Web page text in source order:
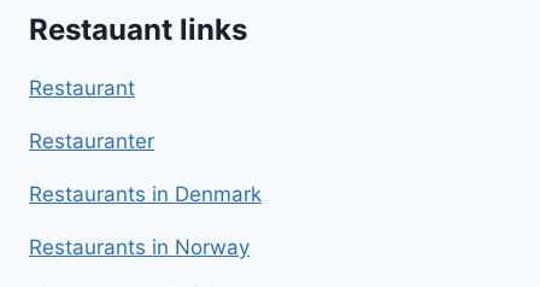
Restauant links
Restaurant
Restauranter
Restaurants in Denmark
Restaurants in Norway